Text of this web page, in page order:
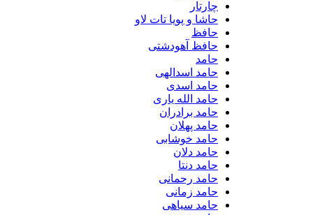
حاشا و پویا تات لاو
حافظ آهودشتی
حامد اسدالهی
حامد اسدی
حامد الله یاری
حامد برادران
حامد پهلان
حامد خوشابی
حامد دلان
حامد دنتا
حامد رحمانی
حامد زمانی
حامد سیاهی